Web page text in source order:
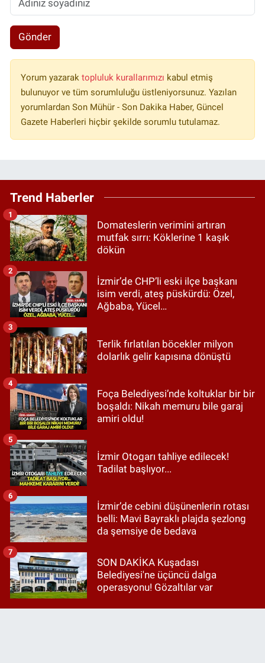
Gönder
Yorum yazarak topluluk kurallarımızı kabul etmiş
bulunuyor ve tüm sorumluluğu üstleniyorsunuz. Yazılan
yorumlardan Son Mühür - Son Dakika Haber, Güncel
Gazete Haberleri hiçbir şekilde sorumlu tutulamaz.
Trend Haberler
Domateslerin verimini artıran
mutfak sırrı: Köklerine 1 kaşık
dökün
1
İzmir’de CHP’li eski ilçe başkanı
isim verdi, ateş püskürdü: Özel,
Ağbaba, Yücel…
2
Terlik fırlatılan böcekler milyon
dolarlık gelir kapısına dönüştü
3
Foça Belediyesi’nde koltuklar bir bir
boşaldı: Nikah memuru bile garaj
amiri oldu!
4
İzmir Otogarı tahliye edilecek!
Tadilat başlıyor...
5
İzmir’de cebini düşünenlerin rotası
belli: Mavi Bayraklı plajda şezlong
da şemsiye de bedava
6
SON DAKİKA Kuşadası
Belediyesi'ne üçüncü dalga
operasyonu! Gözaltılar var
7